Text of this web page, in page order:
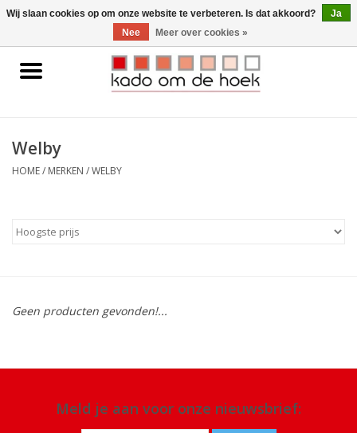
0 Artikelen - €0,00
Home
Gadgets
Welby
HOME/ MERKEN /WELBY
Geen producten gevonden!...
Meld je aan voor onze nieuwsbrief:
Wij slaan cookies op om onze website te verbeteren. Is dat akkoord?
Ja
Nee
Meer over cookies »